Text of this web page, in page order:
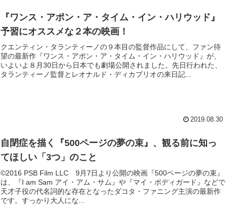
『ワンス・アポン・ア・タイム・イン・ハリウッド』
予習にオススメな２本の映画！
クエンティン・タランティーノの９本目の監督作品にして、ファン待
望の最新作『ワンス・アポン・ア・タイム・イン・ハリウッド』が、
いよいよ８月30日から日本でも劇場公開されました。先日行われた、
タランティーノ監督とレオナルド・ディカプリオの来日記...
2019.08.30
自閉症を描く『500ページの夢の束』、観る前に知っ
てほしい「3つ」のこと
©2016 PSB Film LLC 9月7日より公開の映画『500ページの夢の束』
は、『I am Sam アイ・アム・サム』や『マイ・ボディガード』などで
天才子役の代名詞的な存在となったダコタ・ファニング主演の最新作
です。すっかり大人にな...